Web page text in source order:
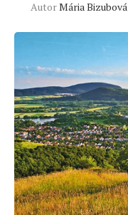
AutorMária Bizubová